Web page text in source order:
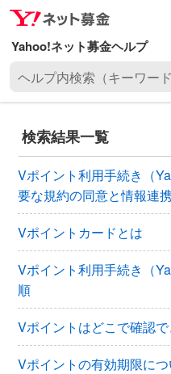
ナ
ビ
ゲ
ー
ン
へ
ス
キ
ッ
プ
メ
イ
ン
コ
ン
ツ
へ
ス
キ
ッ
プ
プ
索
（
キ
ー
ー
ド
を
入
力
）
検索結果一覧
Vポイント利用手続き（
要な規約の同意と情報連
Vポイントカードとは
Vポイント利用手続き（
順
Vポイントはどこで確認
Vポイントの有効期限につ